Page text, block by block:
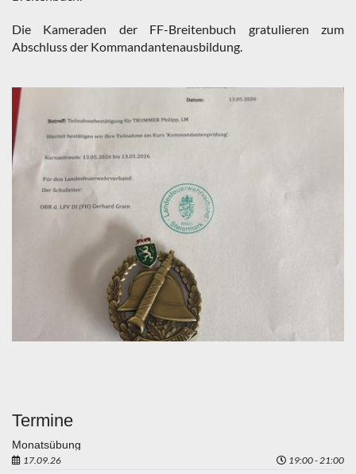
Die Kameraden der FF-Breitenbuch gratulieren zum
Abschluss der Kommandantenausbildung.
Termine
Monatsübung
17.09.26 19:00 - 21:00